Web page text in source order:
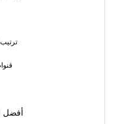
2.
3.
أفضل